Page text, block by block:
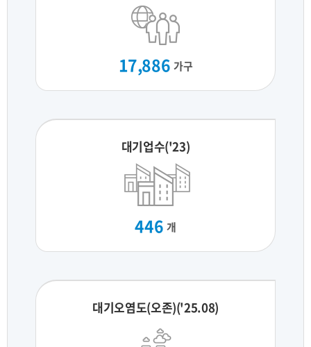
17,886 가구
대기업수('23)
446 개
대기오염도(오존)('25.08)